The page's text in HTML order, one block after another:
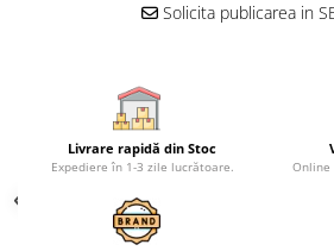
Solicita publicarea in
Livrare rapidă din Stoc
Expediere în 1-3 zile lucrătoare. Online